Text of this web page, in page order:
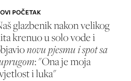
POČETAK
glazbenik nakon velikog
krenuo u solo vode i
novu pjesmu i spot sa
: "Ona je moja
i luka"